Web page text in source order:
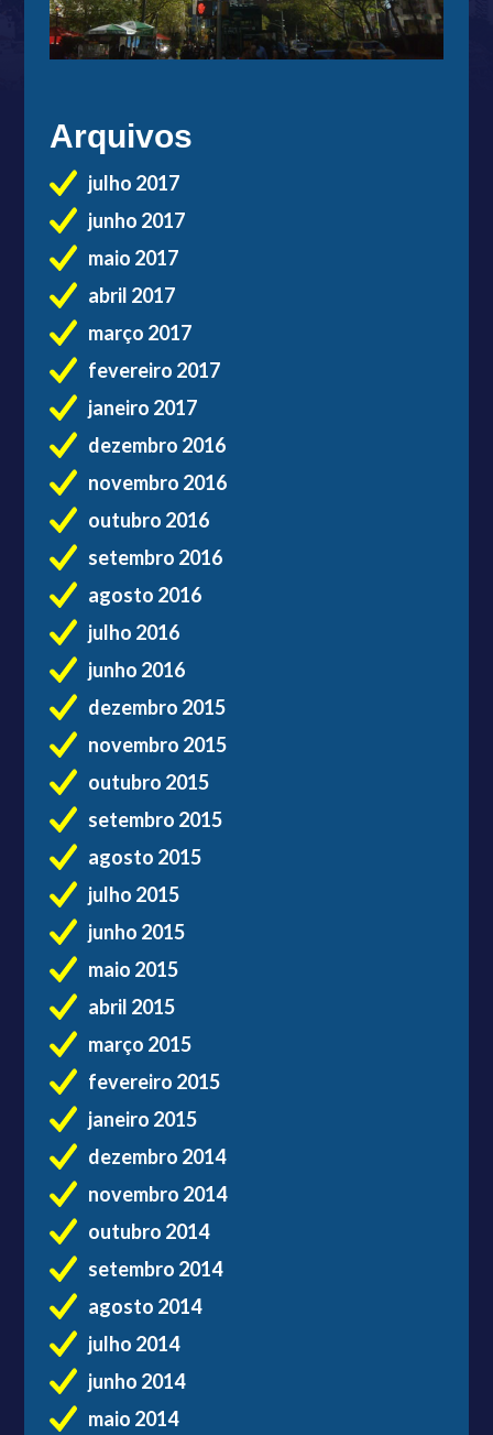
Arquivos
julho 2017
junho 2017
maio 2017
abril 2017
março 2017
fevereiro 2017
janeiro 2017
dezembro 2016
novembro 2016
outubro 2016
setembro 2016
agosto 2016
julho 2016
junho 2016
dezembro 2015
novembro 2015
outubro 2015
setembro 2015
agosto 2015
julho 2015
junho 2015
maio 2015
abril 2015
março 2015
fevereiro 2015
janeiro 2015
dezembro 2014
novembro 2014
outubro 2014
setembro 2014
agosto 2014
julho 2014
junho 2014
maio 2014